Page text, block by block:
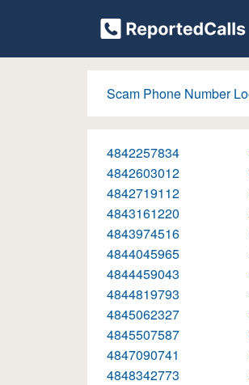
Scam Phone Number
4842257834
4842603012
4842719112
4843161220
4843974516
4844045965
4844459043
4844819793
4845062327
4845507587
4847090741
4848342773